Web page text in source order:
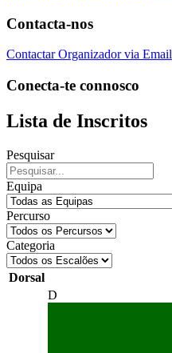
Contacta-nos
Contactar Organizador via Email
Conecta-te connosco
Lista de Inscritos
Pesquisar
Equipa
Percurso
Categoria
Dorsal
D